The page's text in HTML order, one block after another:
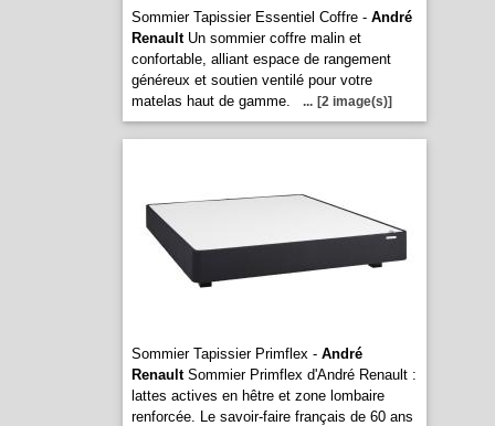
Sommier Tapissier Essentiel Coffre - André
RenaultUn sommier coffre malin et
confortable, alliant espace de rangement
généreux et soutien ventilé pour votre
matelas haut de gamme.
... [2 image(s)]
Sommier Tapissier Primflex - André
RenaultSommier Primflex d'André Renault :
lattes actives en hêtre et zone lombaire
renforcée. Le savoir-faire français de 60 ans